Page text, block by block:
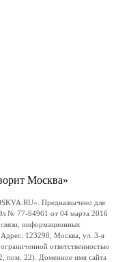
Москва»
Предназначено для
№ 77-64961 от 04 марта 2016
информационных
123298, Москва, ул. 3-я
ответственностью
пом. 22). Доменное имя сайта